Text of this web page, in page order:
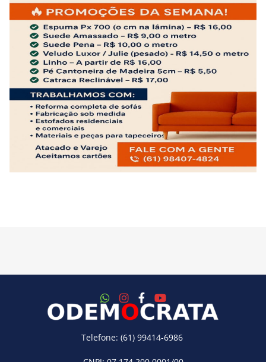
Telefone: (61) 99414-6986